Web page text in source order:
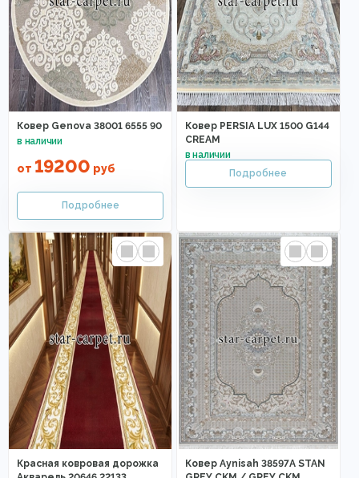
Ковер Genova 38001 6555 90
от 19200 руб
Ковер PERSIA LUX 1500 G144
CREAM
Красная ковровая дорожка
Ковер Aynisah 38597A STAN